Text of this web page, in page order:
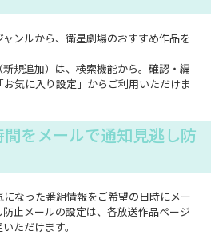
ンルから、衛星劇場のおすすめ作品を
規追加）は、検索機能から。確認・編
気に入り設定」からご利用いただけま
をメールで通知見逃し防
なった番組情報をご希望の日時にメー
止メールの設定は、各放送作品ページ
ただけます。